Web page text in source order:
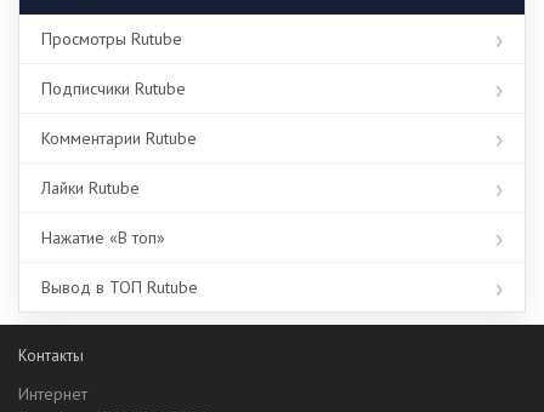
Просмотры Rutube
Подписчики Rutube
Комментарии Rutube
Лайки Rutube
Нажатие «В топ»
Вывод в ТОП Rutube
Контакты
Интернет